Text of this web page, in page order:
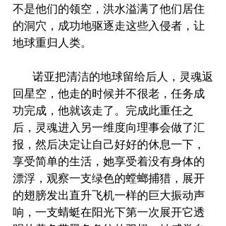
不是他们的领空，洪水溢满了他们居住
的洞穴，成功地驱逐走这些入侵者，让
地球重归人类。
诺亚把清洁的地球留给后人，灵魂返
回星空，他走的时候并不很老，任务成
功完成，他就该走了。完成此重任之
后，灵魂进入另一维度向理事会做了汇
报，然后决定让自己好好的休息一下，
享受简单的生活，她享受着没有身体的
漂浮，观察一支绿色的螳螂捕猎，展开
的翅膀发出直升飞机一样的巨大振动声
响，一支蜻蜓在阳光下第一次展开它透